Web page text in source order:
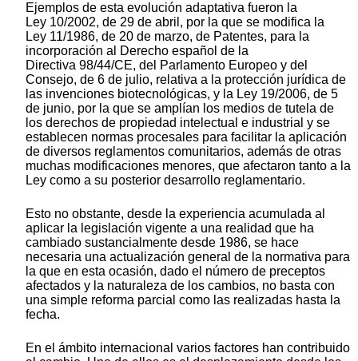
Ejemplos de esta evolución adaptativa fueron la
Ley 10/2002, de 29 de abril, por la que se modifica la
Ley 11/1986, de 20 de marzo, de Patentes, para la
incorporación al Derecho español de la
Directiva 98/44/CE, del Parlamento Europeo y del
Consejo, de 6 de julio, relativa a la protección jurídica de
las invenciones biotecnológicas, y la Ley 19/2006, de 5
de junio, por la que se amplían los medios de tutela de
los derechos de propiedad intelectual e industrial y se
establecen normas procesales para facilitar la aplicación
de diversos reglamentos comunitarios, además de otras
muchas modificaciones menores, que afectaron tanto a la
Ley como a su posterior desarrollo reglamentario.
Esto no obstante, desde la experiencia acumulada al
aplicar la legislación vigente a una realidad que ha
cambiado sustancialmente desde 1986, se hace
necesaria una actualización general de la normativa para
la que en esta ocasión, dado el número de preceptos
afectados y la naturaleza de los cambios, no basta con
una simple reforma parcial como las realizadas hasta la
fecha.
En el ámbito internacional varios factores han contribuido